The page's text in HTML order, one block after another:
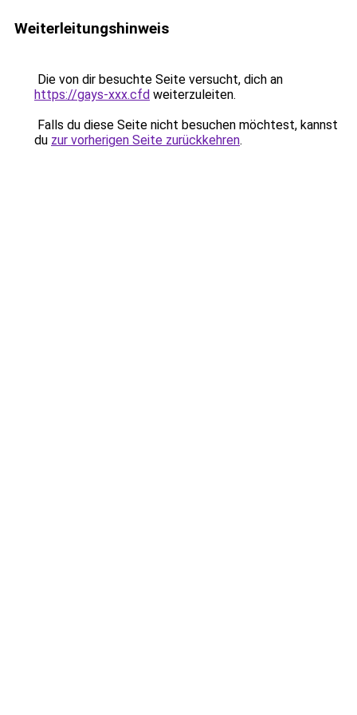
Weiterleitungshinweis
Die von dir besuchte Seite versucht, dich an
https://gays-xxx.cfd weiterzuleiten.
Falls du diese Seite nicht besuchen möchtest, kannst
du zur vorherigen Seite zurückkehren.